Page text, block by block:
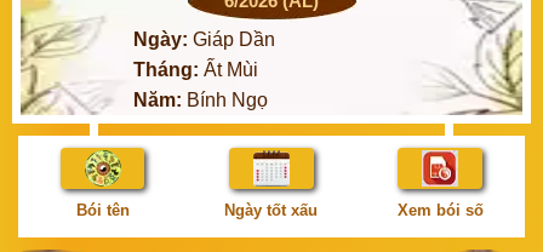
Ngày:Giáp Dần
Tháng:Ất Mùi
Năm: Bính Ngọ
Bói tên Ngày tốt xấu Xem bói số